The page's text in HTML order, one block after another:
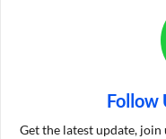
Follow
Get the latest update,